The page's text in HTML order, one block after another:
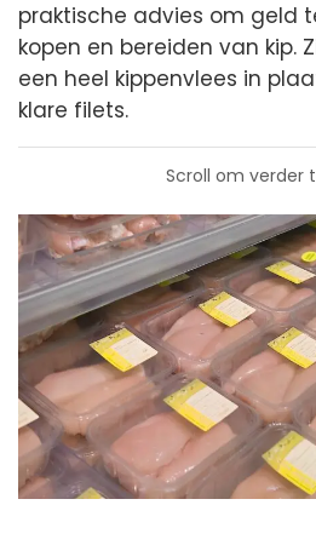
praktische advies om geld
kopen en bereiden van kip.
een heel kippenvlees in
klare filets.
Scroll om verder